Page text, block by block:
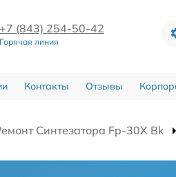
+7 (843) 254-50-42
Горячая линия
Контакты Отзывы
Синтезатора Fp-30X Bk